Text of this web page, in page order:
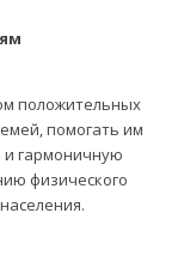
положительных
помогать им
гармоничную
физического